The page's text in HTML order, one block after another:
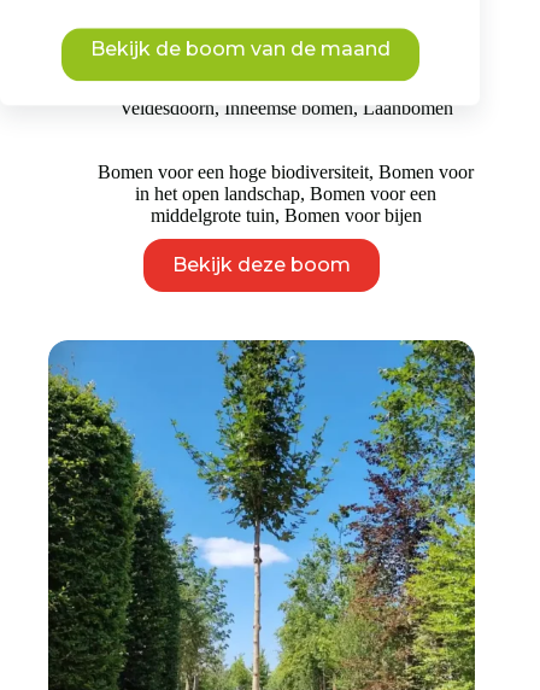
Bekijk de boom van de maand
Veldesdoorn | Laanboom
tot
Veldesdoorn, Inheemse bomen, Laanbomen
Bomen voor een hoge biodiversiteit,Bomen voor
in het open landschap,Bomen voor een
middelgrote tuin, Bomen voor bijen
Bekijk deze boom
product
heeft
Deze
optie
kan
gekozen
worden
op
de
productpagina